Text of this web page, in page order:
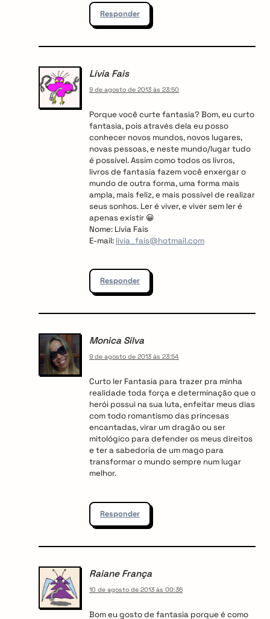
Responder
Lívia Fais
9 de agosto de 2013 às 23:50
Porque você curte fantasia? Bom, eu curto
fantasia, pois através dela eu posso
conhecer novos mundos, novos lugares,
novas pessoas, e neste mundo/lugar tudo
é possível. Assim como todos os livros,
livros de fantasia fazem você enxergar o
mundo de outra forma, uma forma mais
ampla, mais feliz, e mais possível de realizar
seus sonhos. Ler é viver, e viver sem ler é
apenas existir 😀
Nome: Lívia Fais
E-mail: livia_fais@hotmail.com
Responder
Monica Silva
9 de agosto de 2013 às 23:54
Curto ler Fantasia para trazer pra minha
realidade toda força e determinação que o
herói possui na sua luta, enfeitar meus dias
com todo romantismo das princesas
encantadas, virar um dragão ou ser
mitológico para defender os meus direitos
e ter a sabedoria de um mago para
transformar o mundo sempre num lugar
melhor.
Responder
Raiane França
10 de agosto de 2013 às 00:36
Bom eu gosto de fantasia porque é como